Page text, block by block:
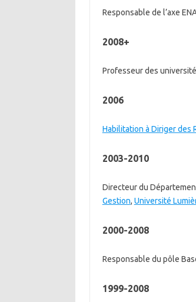
Responsable de l’axe
2008+
Professeur des
2006
Habilitation à Diriger des
2003-2010
Directeur du
Gestion, Université
2000-2008
Responsable du pôle
1999-2008